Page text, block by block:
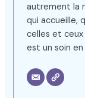
autrement la
qui accueille,
celles et
est un soin en